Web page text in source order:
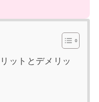
ットとデメリッ